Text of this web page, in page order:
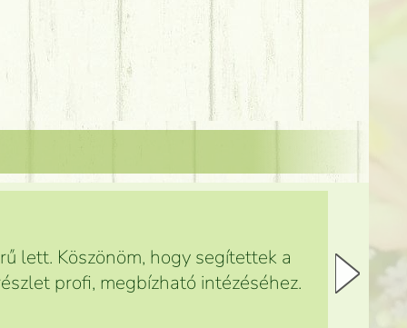
lett. Köszönöm, hogy segítettek a
profi, megbízható intézéséhez.